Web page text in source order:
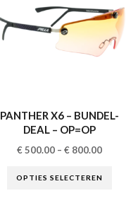
PANTHER X6 – BUNDEL-
DEAL – OP=OP
€500.00– €800.00
OPTIES SELECTEREN